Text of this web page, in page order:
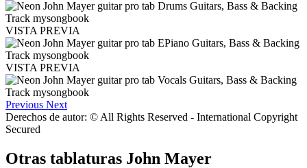
VISTA PREVIA
VISTA PREVIA
Previous Next
Derechos de autor: © All Rights Reserved - International Copyright
Secured
Otras tablaturas John Mayer